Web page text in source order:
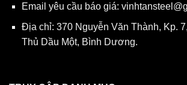
Email yêu cầu báo giá:
Địa chỉ: 370 Nguyễn Văn Thành, Kp.
Thủ Dầu Một, Bình Dương.